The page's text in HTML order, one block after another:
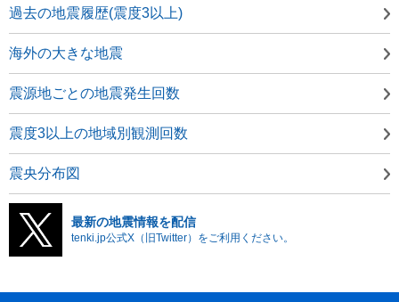
過去の地震履歴(震度3以上)
海外の大きな地震
震源地ごとの地震発生回数
震度3以上の地域別観測回数
震央分布図
最新の地震情報を配信
tenki.jp公式X（旧Twitter）をご利用ください。